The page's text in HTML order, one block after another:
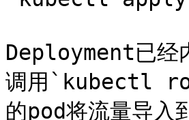
Deployment已
调用`kubectl
的pod将流量导入